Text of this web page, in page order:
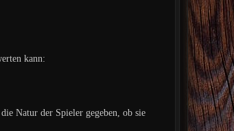
kann:
Natur der Spieler gegeben, ob sie